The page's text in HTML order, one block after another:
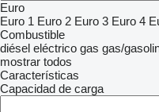
Euro
Euro 1 Euro 2 Euro 3 Euro 4
Combustible
diésel eléctrico gas gas/
mostrar todos
Características
Capacidad de carga